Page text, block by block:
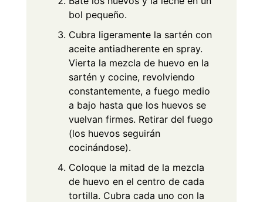
bol pequeño.
Cubra ligeramente la sartén con
aceite antiadherente en spray.
Vierta la mezcla de huevo en la
sartén y cocine, revolviendo
constantemente, a fuego medio
a bajo hasta que los huevos se
vuelvan firmes. Retirar del fuego
(los huevos seguirán
cocinándose).
Coloque la mitad de la mezcla
de huevo en el centro de cada
tortilla. Cubra cada uno con la